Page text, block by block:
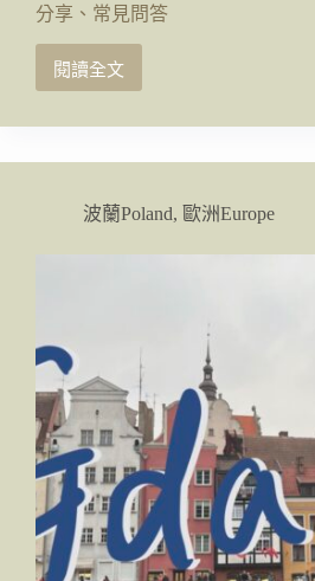
分享、常見問答
閱讀全文
波
札
內
｜
海
Oko)
冬
季
健
行：
交
通、
健
行
波蘭Poland, 歐洲Europe